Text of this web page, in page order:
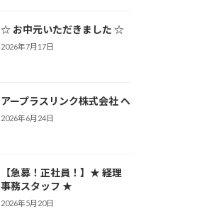
☆ お中元いただきました ☆
2026年7月17日
アープラスリンク株式会社 へ
2026年6月24日
【急募！正社員！】★ 経理
事務スタッフ ★
2026年5月20日